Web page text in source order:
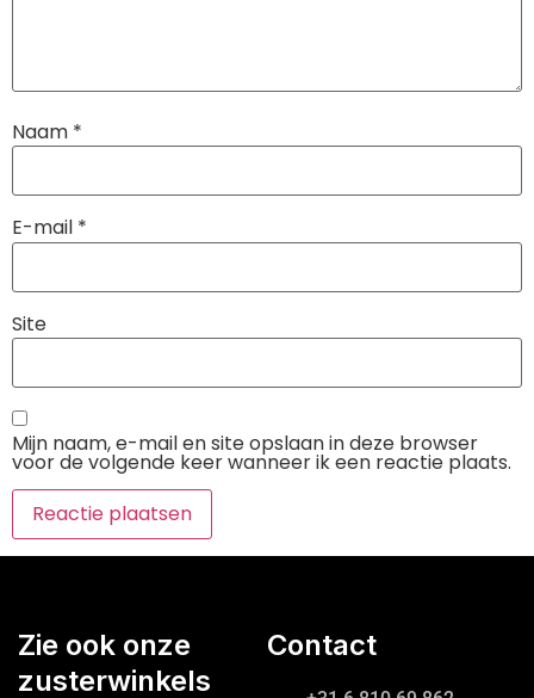
Naam *
E-mail *
Site
Mijn naam, e-mail en site opslaan in deze browser
voor de volgende keer wanneer ik een reactie plaats.
Zie ook onze
zusterwinkels
Contact